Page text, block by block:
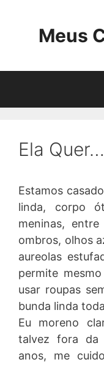
Meus
Ela Quer…
Estamos
linda, corpo
meninas,
ombros, olhos
aureolas
permite
usar roupas
bunda linda
Eu moreno
talvez fora da
anos, me